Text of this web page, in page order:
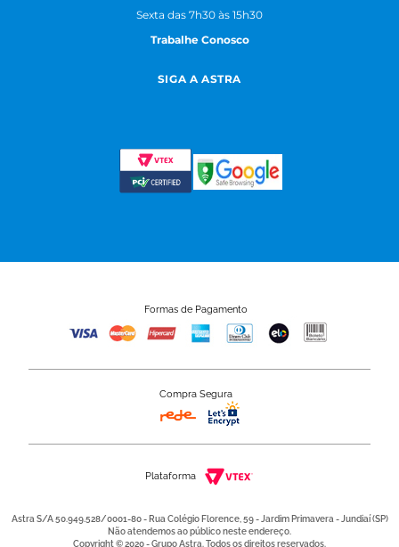
Sexta das 7h30 às 15h30
Trabalhe Conosco
SIGA A ASTRA
Formas de Pagamento
Compra Segura
Plataforma
Astra S/A 50.949.528/0001-80 - Rua Colégio Florence, 59 - Jardim Primavera - Jundiaí (SP)
Não atendemos ao público neste endereço.
Copyright © 2020 - Grupo Astra. Todos os direitos reservados.